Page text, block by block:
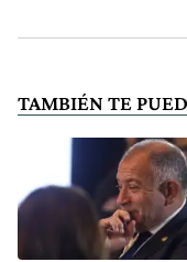
TAMBIÉN TE